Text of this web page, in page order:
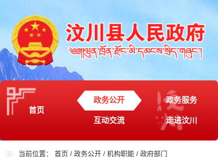
首页
政务公开 政务服务
互动交流 走进汶川
当前位置：首页 /政务公开 /机构职能 /政府部门